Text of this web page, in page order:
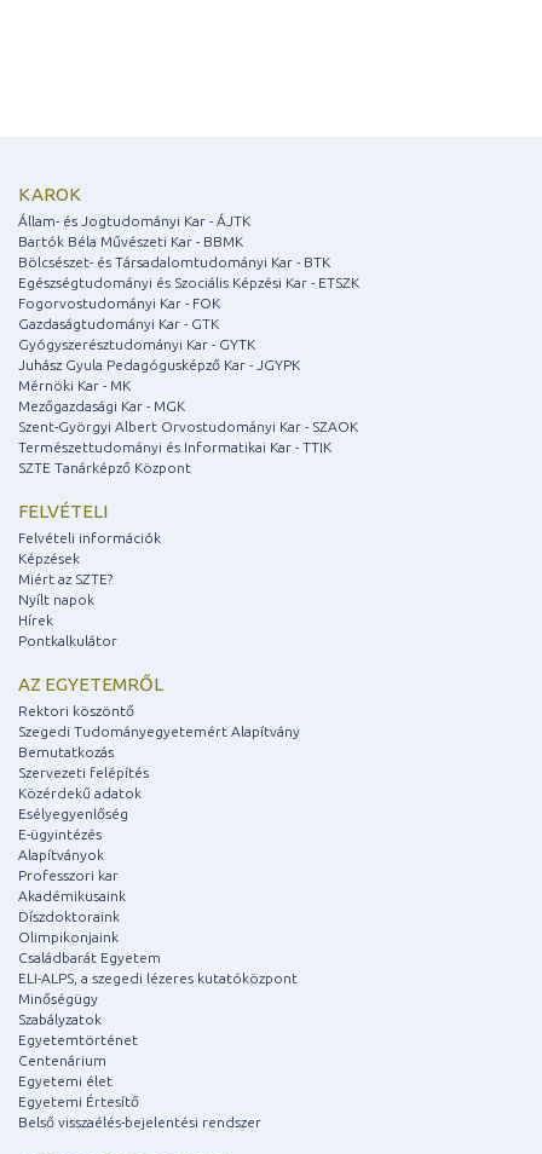
KAROK
Állam- és Jogtudományi Kar - ÁJTK
Bartók Béla Művészeti Kar - BBMK
Bölcsészet- és Társadalomtudományi Kar - BTK
Egészségtudományi és Szociális Képzési Kar - ETSZK
Fogorvostudományi Kar - FOK
Gazdaságtudományi Kar - GTK
Gyógyszerésztudományi Kar - GYTK
Juhász Gyula Pedagógusképző Kar - JGYPK
Mérnöki Kar - MK
Mezőgazdasági Kar - MGK
Szent-Györgyi Albert Orvostudományi Kar - SZAOK
Természettudományi és Informatikai Kar - TTIK
SZTE Tanárképző Központ
FELVÉTELI
Felvételi információk
Képzések
Miért az SZTE?
Nyílt napok
Hírek
Pontkalkulátor
AZ EGYETEMRŐL
Rektori köszöntő
Szegedi Tudományegyetemért Alapítvány
Bemutatkozás
Szervezeti felépítés
Közérdekű adatok
Esélyegyenlőség
E-ügyintézés
Alapítványok
Professzori kar
Akadémikusaink
Díszdoktoraink
Olimpikonjaink
Családbarát Egyetem
ELI-ALPS, a szegedi lézeres kutatóközpont
Minőségügy
Szabályzatok
Egyetemtörténet
Centenárium
Egyetemi élet
Egyetemi Értesítő
Belső visszaélés-bejelentési rendszer